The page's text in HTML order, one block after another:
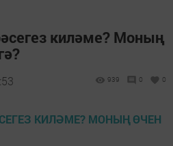
киләме? Моның
939 0 0